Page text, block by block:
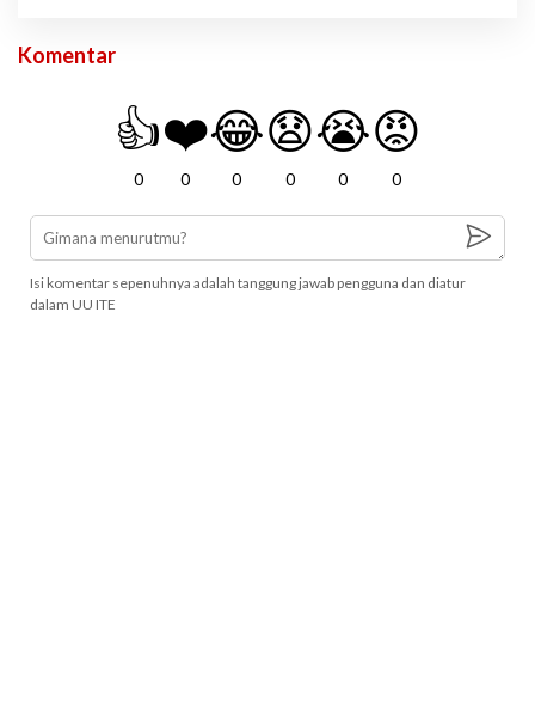
Komentar
👍
0
❤️
0
😂
0
😧
0
😭
0
😡
0
Isi komentar sepenuhnya adalah tanggung jawab pengguna dan diatur
dalam UU ITE